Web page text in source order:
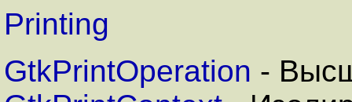
Printing
GtkPrintOperation -